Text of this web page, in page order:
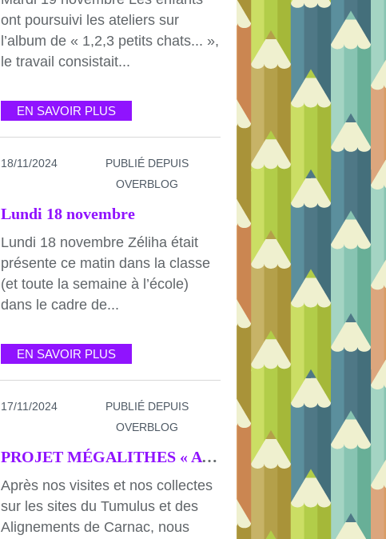
ont poursuivi les ateliers sur
l’album de « 1,2,3 petits chats... »,
le travail consistait...
EN SAVOIR PLUS
18/11/2024
PUBLIÉ DEPUIS
OVERBLOG
Lundi 18 novembre
Lundi 18 novembre Zéliha était
présente ce matin dans la classe
(et toute la semaine à l’école)
dans le cadre de...
EN SAVOIR PLUS
17/11/2024
PUBLIÉ DEPUIS
OVERBLOG
PROJET MÉGALITHES « ATELIER 1 CARTES SENSIBLES »
Après nos visites et nos collectes
sur les sites du Tumulus et des
Alignements de Carnac, nous